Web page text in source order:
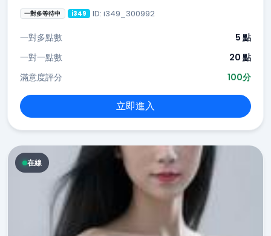
一對多等待中 i349 ID: i349_300992
一對多點數
5 點
一對一點數
20 點
滿意度評分
100分
立即進入
在線